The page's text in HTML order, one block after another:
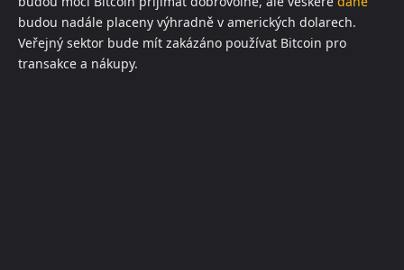
budou nadále placeny výhradně v amerických dolarech.
Veřejný sektor bude mít zakázáno používat Bitcoin pro
transakce a nákupy.